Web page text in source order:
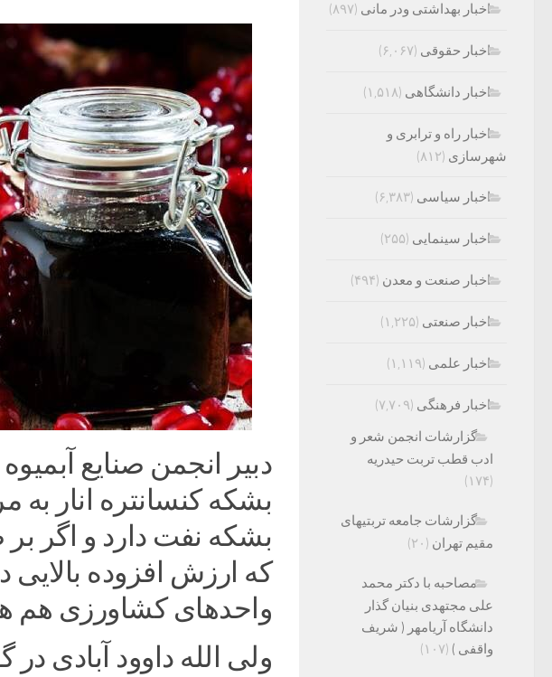
دبیر انجمن صنایع
بشکه کنسانتره انار به
بشکه نفت دارد و اگر
که ارزش افزوده بالایی
واحدهای کشاورزی
ولی الله داوود آبادی در
اخبار بهداشتی ودر مانی (۸۹۷)
اخبار حقوقی (۶,۰۶۷)
اخبار دانشگاهی (۱,۵۱۸)
اخبار راه و ترابری و
شهرسازی (۸۱۲)
اخبار سیاسی (۶,۳۸۳)
اخبار سینمایی (۲۵۵)
اخبار صنعت و معدن (۴۹۴)
اخبار صنعتی (۱,۲۲۵)
اخبار علمی (۱,۱۱۹)
اخبار فرهنگی (۷,۷۰۹)
گزارشات انجمن شعر و
ادب قطب تربت حیدریه
(۱۷۴)
گزارشات جامعه تربتیهای
مقیم تهران (۲۰)
مصاحبه با دکتر محمد
علی مجتهدی بنیان گذار
دانشگاه آریامهر ( شریف
واقفی ) (۱۰۷)